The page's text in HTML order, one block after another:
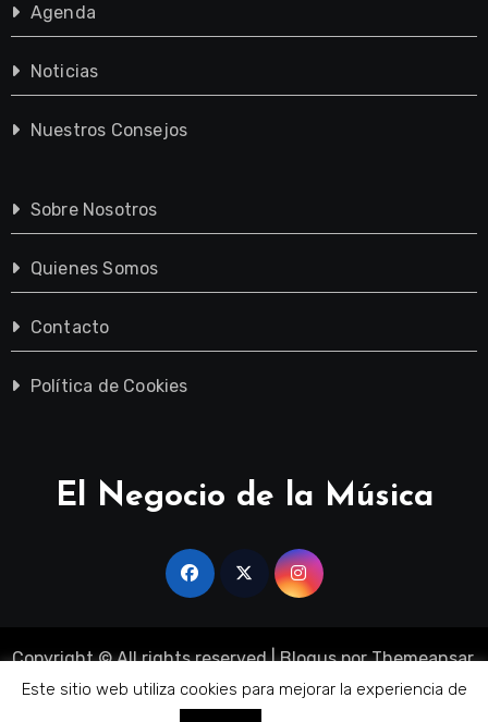
Agenda
Noticias
Nuestros Consejos
Sobre Nosotros
Quienes Somos
Contacto
Política de Cookies
El Negocio de la Música
Copyright © All rights reserved |BlogusporThemeansar.
Sobre Nosotros Quienes Somos Contacto
Este sitio web utiliza cookies para mejorar la experiencia de